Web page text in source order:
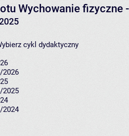
Wychowanie fizyczne
cykl dydaktyczny
2026
2025
2024